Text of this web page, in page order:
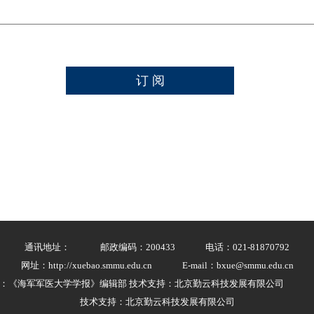
通讯地址： 邮政编码：200433
电话：021-81870792
网址：http://xuebao.smmu.edu.cn
E-mail：bxue@smmu.edu.cn
《海军军医大学学报》编辑部 技术支持：北京勤云科技发展有限公司
技术支持：北京勤云科技发展有限公司